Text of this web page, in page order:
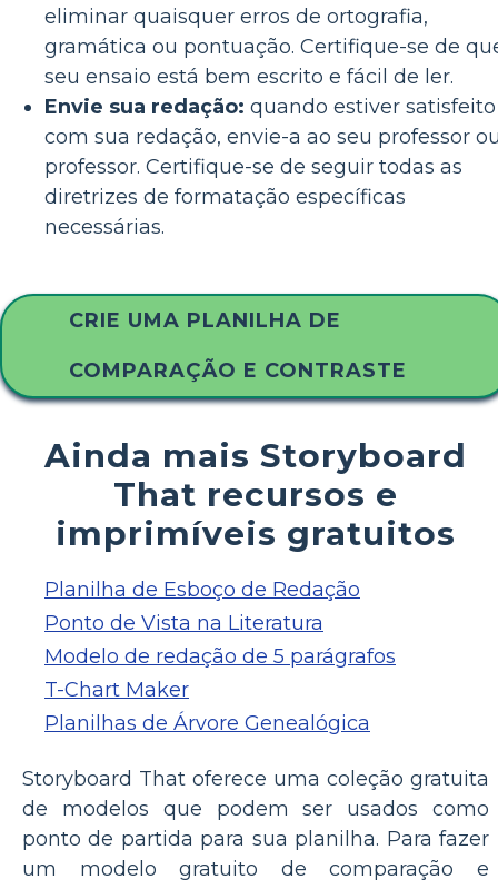
eliminar quaisquer erros de ortografia,
gramática ou pontuação. Certifique-se de
seu ensaio está bem escrito e fácil de ler.
Envie sua redação: quando estiver satisfeito
com sua redação, envie-a ao seu professor
professor. Certifique-se de seguir todas as
diretrizes de formatação específicas
necessárias.
CRIE UMA PLANILHA DE
COMPARAÇÃO E CONTRASTE
Ainda mais Storyboard
That recursos e
imprimíveis gratuitos
Planilha de Esboço de Redação
Ponto de Vista na Literatura
Modelo de redação de 5 parágrafos
T-Chart Maker
Planilhas de Árvore Genealógica
Storyboard That oferece uma coleção gratuita
de modelos que podem ser usados como
ponto de partida para sua planilha. Para fazer
um modelo gratuito de comparação e